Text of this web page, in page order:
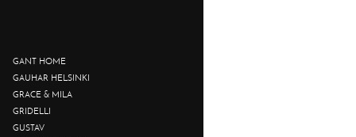
GANT HOME
GAUHAR HELSINKI
GRACE & MILA
GRIDELLI
GUSTAV